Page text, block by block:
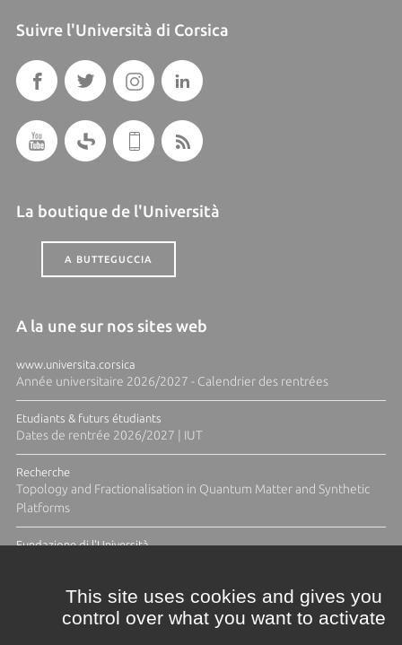
Suivre l'Università di Corsica
La boutique de l'Università
A BUTTEGUCCIA
A la une sur nos sites web
www.universita.corsica
Année universitaire 2026/2027 - Calendrier des rentrées
Etudiants & futurs étudiants
Dates de rentrée 2026/2027 | IUT
Recherche
Topology and Fractionalisation in Quantum Matter and Synthetic
Platforms
Fundazione di l'Università
This site uses cookies and gives you
control over what you want to activate